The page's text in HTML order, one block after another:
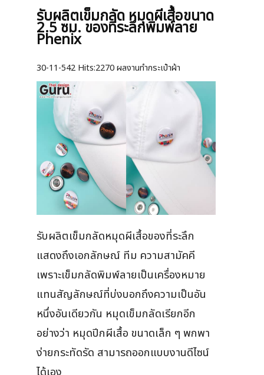
รับผลิตเข็มกลัด หมุดผีเสื้อขนาด
2.5 ซม. ของที่ระลึกพิมพ์ลาย
Phenix
30-11-542 Hits:2270 ผลงานทำกระเป๋าผ้า
รับผลิตเข็มกลัดหมุดผีเสื้อของที่ระลึก
แสดงถึงเอกลักษณ์ ทีม ความสามัคคี
เพราะเข็มกลัดพิมพ์ลายเป็นเครื่องหมาย
แทนสัญลักษณ์ที่บ่งบอกถึงความเป็นอัน
หนึ่งอันเดียวกัน หมุดเข็มกลัดเรียกอีก
อย่างว่า หมุดปีกผีเสื้อ ขนาดเล็ก ๆ พกพา
ง่ายกระทัดรัด สามารถออกแบบงานดีไซน์